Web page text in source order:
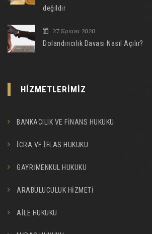
değildir
27 Kasım 2020
Dolandırıcılık Davası Nasıl Açılır?
HİZMETLERİMİZ
BANKACILIK VE FİNANS HUKUKU
İCRA VE İFLAS HUKUKU
GAYRİMENKUL HUKUKU
ARABULUCULUK HİZMETİ
AİLE HUKUKU